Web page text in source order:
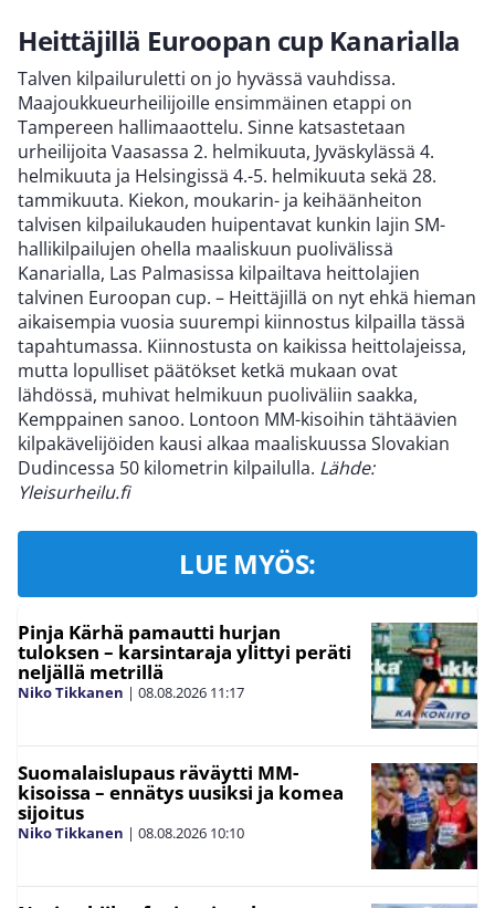
Heittäjillä Euroopan cup Kanarialla
Talven kilpailuruletti on jo hyvässä vauhdissa.
Maajoukkueurheilijoille ensimmäinen etappi on
Tampereen hallimaaottelu. Sinne katsastetaan
urheilijoita Vaasassa 2. helmikuuta, Jyväskylässä 4.
helmikuuta ja Helsingissä 4.-5. helmikuuta sekä 28.
tammikuuta. Kiekon, moukarin- ja keihäänheiton
talvisen kilpailukauden huipentavat kunkin lajin SM-
hallikilpailujen ohella maaliskuun puolivälissä
Kanarialla, Las Palmasissa kilpailtava heittolajien
talvinen Euroopan cup. – Heittäjillä on nyt ehkä hieman
aikaisempia vuosia suurempi kiinnostus kilpailla tässä
tapahtumassa. Kiinnostusta on kaikissa heittolajeissa,
mutta lopulliset päätökset ketkä mukaan ovat
lähdössä, muhivat helmikuun puoliväliin saakka,
Kemppainen sanoo. Lontoon MM-kisoihin tähtäävien
kilpakävelijöiden kausi alkaa maaliskuussa Slovakian
Dudincessa 50 kilometrin kilpailulla. Lähde:
Yleisurheilu.fi
LUE MYÖS:
Pinja Kärhä pamautti hurjan
tuloksen – karsintaraja ylittyi peräti
neljällä metrillä
Niko Tikkanen | 08.08.2026 11:17
Suomalaislupaus räväytti MM-
kisoissa – ennätys uusiksi ja komea
sijoitus
Niko Tikkanen | 08.08.2026 10:10